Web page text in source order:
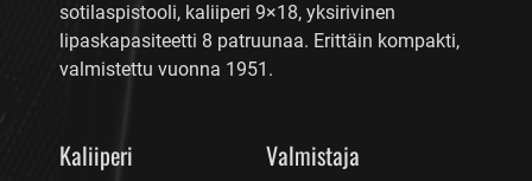
sotilaspistooli, kaliiperi 9×18, yksirivinen
lipaskapasiteetti 8 patruunaa. Erittäin kompakti,
valmistettu vuonna 1951.
Kaliiperi Valmistaja